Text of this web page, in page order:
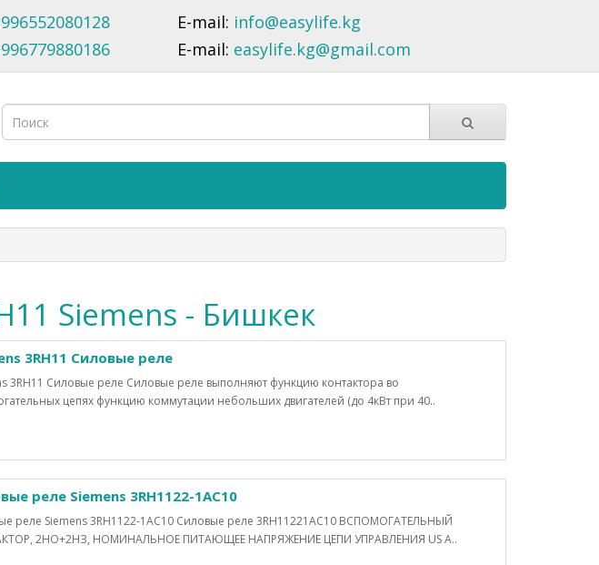
E-mail: info@easylife.kg
E-mail: easylife.kg@gmail.com
Siemens - Бишкек
3RH11 Силовые реле
3RH11 Силовые реле Силовые реле выполняют функцию контактора во
цепях функцию коммутации небольших двигателей (до 4кВт при 40..
реле Siemens 3RH1122-1AC10
реле Siemens 3RH1122-1AC10 Силовые реле 3RH11221AC10 ВСПОМОГАТЕЛЬНЫЙ
2НО+2НЗ, НОМИНАЛЬНОЕ ПИТАЮЩЕЕ НАПРЯЖЕНИЕ ЦЕПИ УПРАВЛЕНИЯ US A..